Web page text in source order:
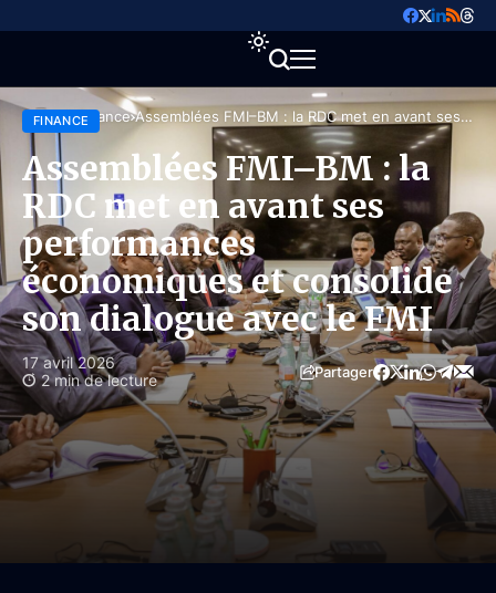
Accueil Finance Assemblées FMI–BM : la RDC met en avant ses
performances économiques et consolide son
dialogue avec le FMI
FINANCE
Assemblées FMI–BM : la
RDC met en avant ses
performances
économiques et consolide
son dialogue avec le FMI
17 avril 2026
2 min de lecture
Partager